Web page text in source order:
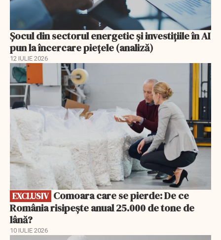
Șocul din sectorul energetic și investițiile în AI
pun la încercare piețele (analiză)
12 IULIE 2026
EXCLUSIV
EXCLUSIV
România risipește anual 25.000 de tone de
lână?
10 IULIE 2026